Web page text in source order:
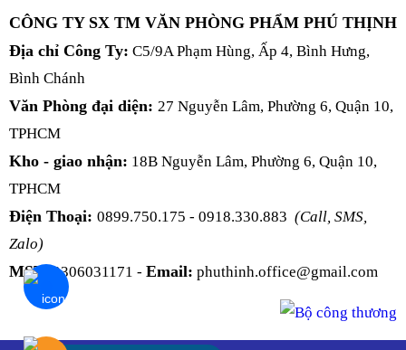
CÔNG TY SX TM VĂN PHÒNG PHẨM PHÚ THỊNH
Địa chỉ Công Ty: C5/9A Phạm Hùng, Ấp 4, Bình Hưng,
Bình Chánh
Văn Phòng đại diện: 27 Nguyễn Lâm, Phường 6, Quận 10,
TPHCM
Kho - giao nhận: 18B Nguyễn Lâm, Phường 6, Quận 10,
TPHCM
Điện Thoại: 0899.750.175 - 0918.330.883 (Call, SMS,
Zalo)
MST: 0306031171 - Email: phuthinh.office@gmail.com